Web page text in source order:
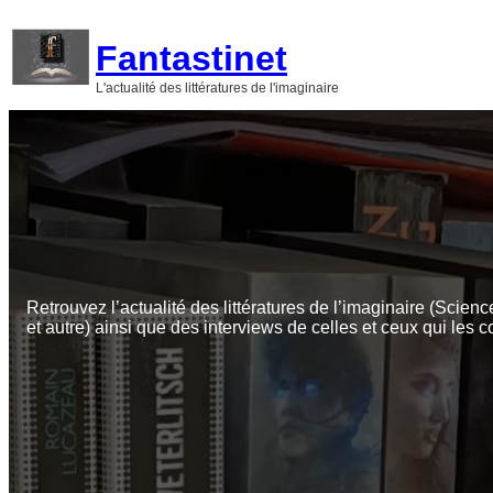
contenu
Fantastinet
L'actualité des littératures de l'imaginaire
Retrouvez l’actualité des littératures de l’imaginaire
et autre) ainsi que des interviews de celles et ceux qui les